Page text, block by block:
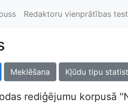
Redaktoru vienprātības
Meklēšana Kļūdu tipu
rediģējumu korpusā